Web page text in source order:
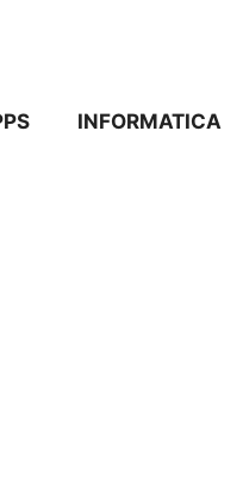
INFORMATICA